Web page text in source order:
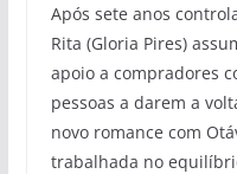
Após sete anos
Rita (Gloria Pires)
apoio a compradores
pessoas a darem a
novo romance com
trabalhada no